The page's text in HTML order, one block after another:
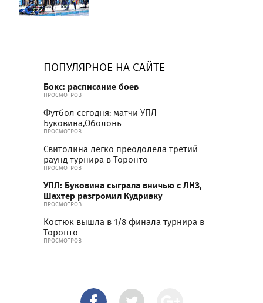
ПОПУЛЯРНОЕ НА САЙТЕ
Бокс: расписание боев
ПРОСМОТРОВ
Футбол сегодня: матчи УПЛ
Буковина,Оболонь
ПРОСМОТРОВ
Свитолина легко преодолела третий
раунд турнира в Торонто
ПРОСМОТРОВ
УПЛ: Буковина сыграла вничью с ЛНЗ,
Шахтер разгромил Кудривку
ПРОСМОТРОВ
Костюк вышла в 1/8 финала турнира в
Торонто
ПРОСМОТРОВ